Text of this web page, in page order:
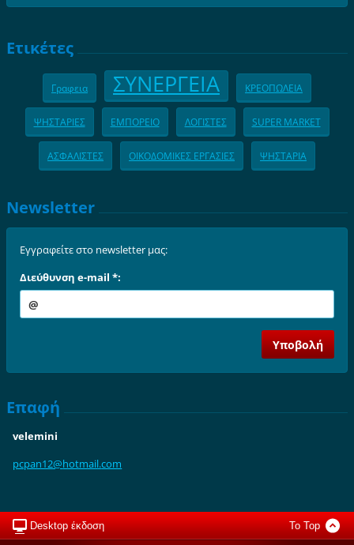
Ετικέτες
Γραφεια ΣΥΝΕΡΓΕΙΑ ΚΡΕΟΠΩΛΕΙΑ
ΨΗΣΤΑΡΙΕΣ ΕΜΠΟΡΕΙΟ ΛΟΓΙΣΤΕΣ SUPER MARKET
ΑΣΦΑΛΙΣΤΕΣ ΟΙΚΟΔΟΜΙΚΕΣ ΕΡΓΑΣΙΕΣ ΨΗΣΤΑΡΙΑ
Newsletter
Εγγραφείτε στο newsletter μας:
Διεύθυνση e-mail *:
Επαφή
velemini
pcpan12@hotmail.com
Desktop έκδοση To Top